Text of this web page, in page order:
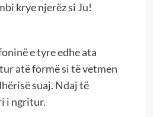
krye njerëz si Ju!
e tyre edhe ata
atë formë si të vetmen
suaj. Ndaj të
i ngritur.